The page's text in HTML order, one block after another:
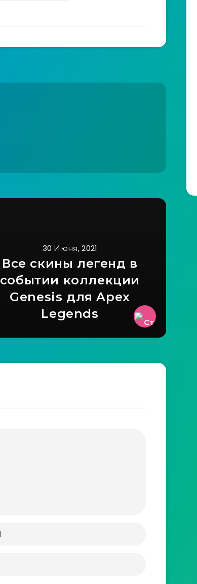
30 Июня, 2021
Все скины легенд в
событии коллекции
Genesis для Apex
Legends